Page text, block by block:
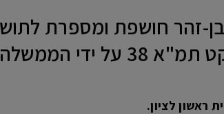
זהר חושפת ומספרת
הממשלה
ראשון לציון.